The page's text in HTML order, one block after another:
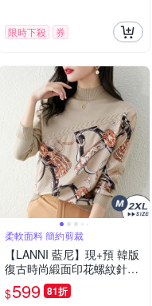
限時下殺 券
柔軟面料 簡約剪裁
【LANNI 藍尼】現+預 韓版
復古時尚緞面印花螺紋針織
衫(針織上衣/長袖T恤/百搭/
舒適)
$599 81折